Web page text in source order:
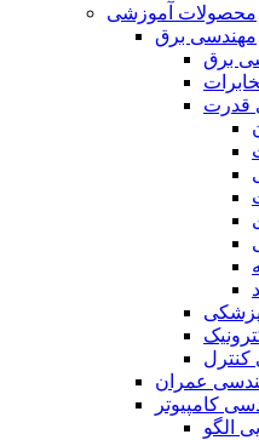
محصولات آموزشی
مهندسی برق
برق
قدرت
عمران
کامپیوتر